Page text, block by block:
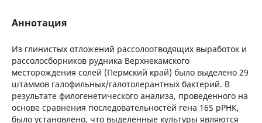
Аннотация
Из глинистых отложений рассолоотводящих выработок и
рассолосборников рудника Верхнекамского
месторождения солей (Пермский край) было выделено 29
штаммов галофильных/галотолерантных бактерий. В
результате филогенетического анализа, проведенного на
основе сравнения последовательностей гена 16S рРНК,
было установлено, что выделенные культуры являются